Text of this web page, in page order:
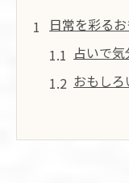
日常を彩る
占いで
おもし
占い体
友達と